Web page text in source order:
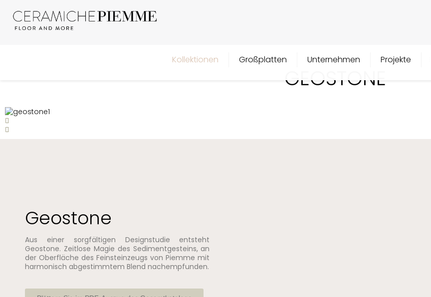
Kollektionen Großplatten Unternehmen Projekte
GEOSTONE
Geostone
Aus einer sorgfältigen Designstudie entsteht
Geostone. Zeitlose Magie des Sedimentgesteins, an
der Oberfläche des Feinsteinzeugs von Piemme mit
harmonisch abgestimmtem Blend nachempfunden.